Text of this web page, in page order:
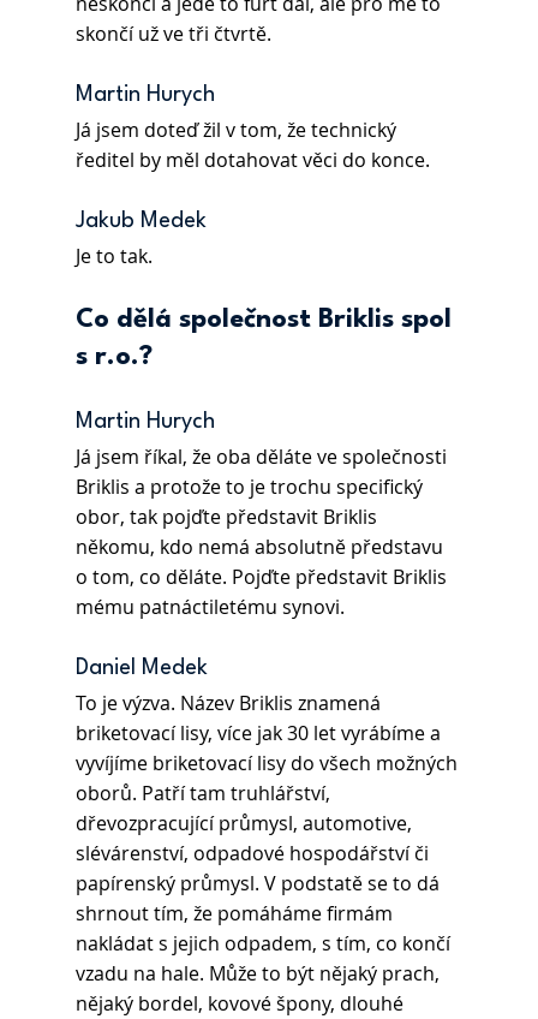
skončí už ve tři čtvrtě.
Martin Hurych
Já jsem doteď žil v tom, že technický
ředitel by měl dotahovat věci do konce.
Jakub Medek
Je to tak.
Co dělá společnost Briklis spol
s r.o.?
Martin Hurych
Já jsem říkal, že oba děláte ve společnosti
Briklis a protože to je trochu specifický
obor, tak pojďte představit Briklis
někomu, kdo nemá absolutně představu
o tom, co děláte. Pojďte představit Briklis
mému patnáctiletému synovi.
Daniel Medek
To je výzva. Název Briklis znamená
briketovací lisy, více jak 30 let vyrábíme a
vyvíjíme briketovací lisy do všech možných
oborů. Patří tam truhlářství,
dřevozpracující průmysl, automotive,
slévárenství, odpadové hospodářství či
papírenský průmysl. V podstatě se to dá
shrnout tím, že pomáháme firmám
nakládat s jejich odpadem, s tím, co končí
vzadu na hale. Může to být nějaký prach,
nějaký bordel, kovové špony, dlouhé